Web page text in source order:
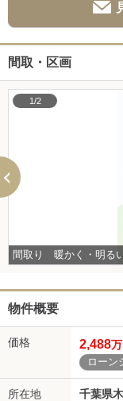
間取・区画
1/2
物件概要
価格 2,488
ローン
所在地 千葉県